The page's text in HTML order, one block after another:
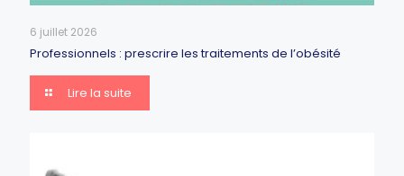
6 juillet 2026
Professionnels : prescrire les traitements de l’obésité
Lire la suite